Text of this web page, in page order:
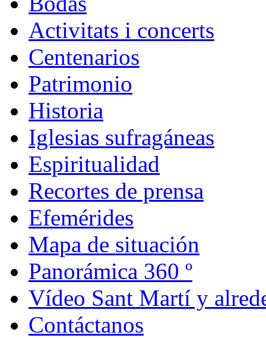
Activitats i concerts
Centenarios
Patrimonio
Historia
Iglesias sufragáneas
Espiritualidad
Recortes de prensa
Efemérides
Mapa de situación
Panorámica 360 º
Vídeo Sant Martí y
Contáctanos